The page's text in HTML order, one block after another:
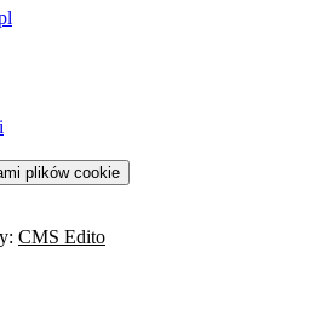
plików cookie
CMS Edito